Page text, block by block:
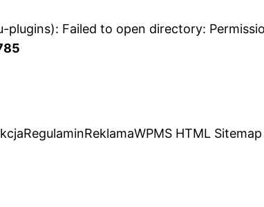
Failed to open directory:
RegulaminReklamaWPMS HTML Sitemap